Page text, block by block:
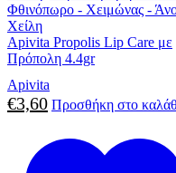
Φθινόπωρο - Χειμώνας -
Χείλη
Apivita Propolis Lip Care με
Πρόπολη 4.4gr
Apivita
€3,60 Προσθήκη στο